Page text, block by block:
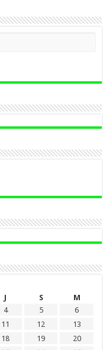
J S
M
4 5
6
11 12
13
18 19
20